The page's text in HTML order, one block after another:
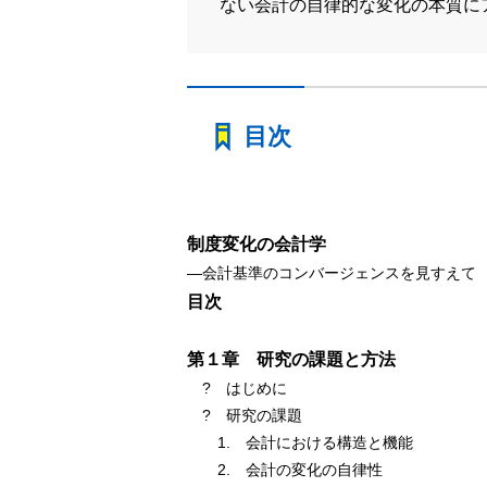
ない会計の自律的な変化の本質に
目次
制度変化の会計学
―会計基準のコンバージェンスを見すえて
目次
第１章 研究の課題と方法
? はじめに
? 研究の課題
1. 会計における構造と機能
2. 会計の変化の自律性